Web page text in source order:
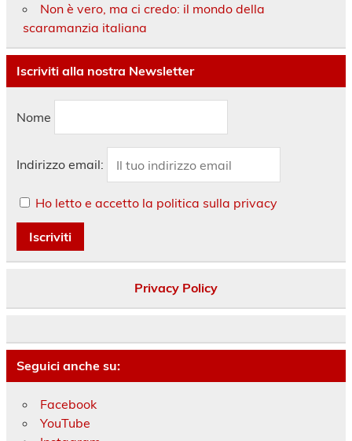
Non è vero, ma ci credo: il mondo della
scaramanzia italiana
Iscriviti alla nostra Newsletter
Nome
Indirizzo email:
Ho letto e accetto la politica sulla privacy
Privacy Policy
Seguici anche su:
Facebook
YouTube